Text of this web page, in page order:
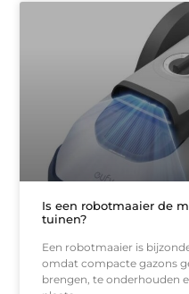
Is een robotmaaier de
tuinen?
Een robotmaaier is
omdat compacte gazons
brengen, te onderhouden